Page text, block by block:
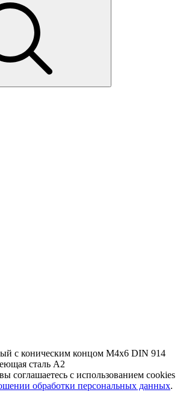
с коническим концом М4х6 DIN 914
сталь А2
соглашаетесь с использованием cookies
обработки персональных данных.